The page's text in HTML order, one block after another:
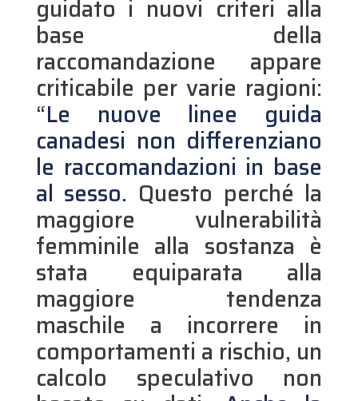
guidato i nuovi criteri alla
base della
raccomandazione appare
criticabile per varie ragioni:
“Le nuove linee guida
canadesi non differenziano
le raccomandazioni in base
al sesso. Questo perché la
maggiore vulnerabilità
femminile alla sostanza è
stata equiparata alla
maggiore tendenza
maschile a incorrere in
comportamenti a rischio, un
calcolo speculativo non